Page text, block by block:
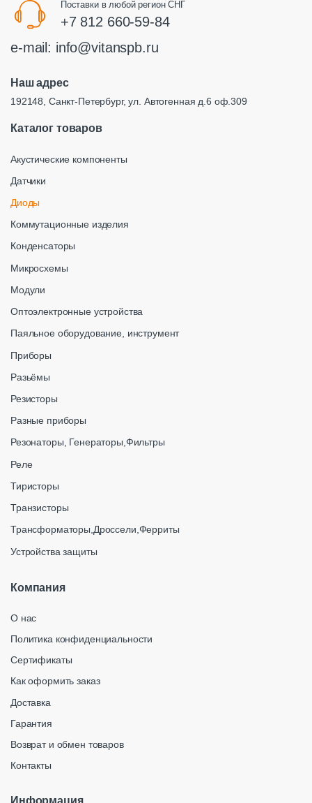
Поставки в любой регион СНГ
+7 812 660-59-84
e-mail: info@vitanspb.ru
Наш адрес
192148, Санкт-Петербург, ул. Автогенная д.6 оф.309
Каталог товаров
Акустические компоненты
Датчики
Диоды
Коммутационные изделия
Конденсаторы
Микросхемы
Модули
Оптоэлектронные устройства
Паяльное оборудование, инструмент
Приборы
Разьёмы
Резисторы
Разные приборы
Резонаторы, Генераторы,Фильтры
Реле
Тиристоры
Транзисторы
Трансформаторы,Дроссели,Ферриты
Устройства защиты
Компания
О нас
Политика конфиденциальности
Сертификаты
Как оформить заказ
Доставка
Гарантия
Возврат и обмен товаров
Контакты